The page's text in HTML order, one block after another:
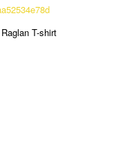
T-shirt